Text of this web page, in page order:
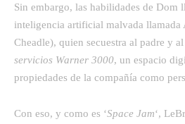
Sin embargo, las habilidades de Dom
inteligencia artificial malvada
Cheadle), quien secuestra al padre y
servicios Warner 3000, un espacio
propiedades de la compañía como
Con eso, y como es ‘Space Jam‘,